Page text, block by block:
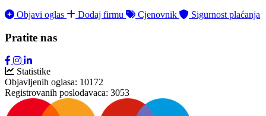
Objavi oglas Dodaj firmu Cjenovnik Sigurnost plaćanja
Pratite nas
Statistike
Objavljenih oglasa: 10172
Registrovanih poslodavaca: 3053